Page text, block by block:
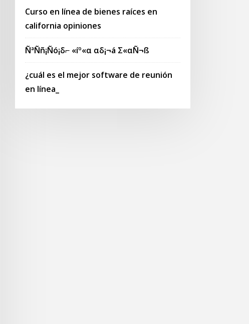
Curso en línea de bienes raíces en
california opiniones
ÑªÑñ¡Ñó¡δ⌐ «íº«α αδ¡¬á Σ«αÑ¬ß
¿cuál es el mejor software de reunión
en línea_